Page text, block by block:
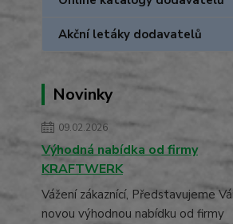
Akční letáky dodavatelů
Novinky
09.02.2026
Výhodná nabídka od firmy
KRAFTWERK
Vážení zákaznící, Představujeme
novou výhodnou nabídku od firmy